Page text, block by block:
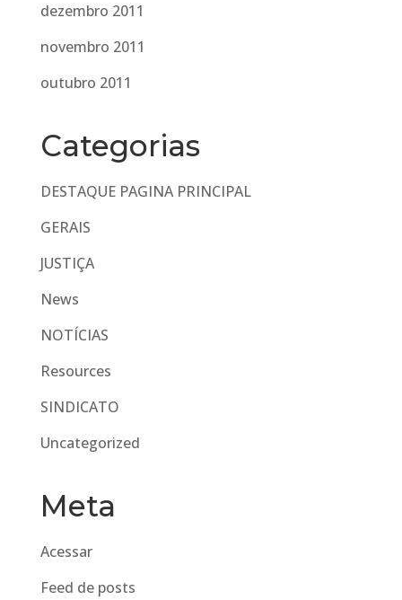
dezembro 2011
novembro 2011
outubro 2011
Categorias
DESTAQUE PAGINA PRINCIPAL
GERAIS
JUSTIÇA
News
NOTÍCIAS
Resources
SINDICATO
Uncategorized
Meta
Acessar
Feed de posts